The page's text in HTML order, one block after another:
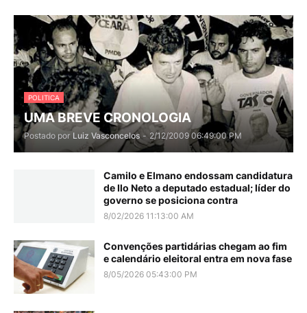
POLITICA
UMA BREVE CRONOLOGIA
Postado por Luiz Vasconcelos - 2/12/2009 06:49:00 PM
Camilo e Elmano endossam candidatura
de Ilo Neto a deputado estadual; líder do
governo se posiciona contra
8/02/2026 11:13:00 AM
Convenções partidárias chegam ao fim
e calendário eleitoral entra em nova fase
8/05/2026 05:43:00 PM